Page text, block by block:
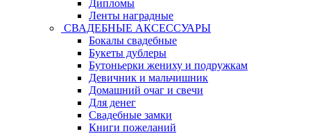
Дипломы
Ленты наградные
СВАДЕБНЫЕ АКСЕССУАРЫ
Бокалы свадебные
Букеты дублеры
Бутоньерки жениху и подружкам
Девичник и мальчишник
Домашний очаг и свечи
Для денег
Свадебные замки
Книги пожеланий